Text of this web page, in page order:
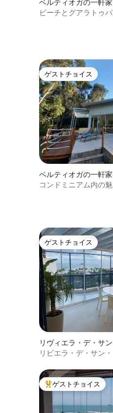
ベルティオガの一軒家
ビーチとグアラトゥ
ゲストチョイス
ゲストチョイス
ベルティオガの一軒家
コンドミニアム内の
ゲストチョイス
ゲストチョイス
リヴィエラ・デ・サン
レンソのマンション
リビエラ・デ・サン
大好評のゲストチョイ
ゲストチョイス